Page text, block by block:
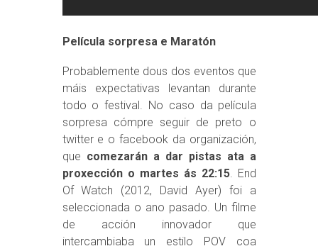
Película sorpresa e Maratón
Probablemente dous dos eventos que
máis expectativas levantan durante
todo o festival. No caso da película
sorpresa cómpre seguir de preto o
twitter e o facebook da organización,
que comezarán a dar pistas ata a
proxección o martes ás 22:15. End
Of Watch (2012, David Ayer) foi a
seleccionada o ano pasado. Un filme
de acción innovador que
intercambiaba un estilo POV coa